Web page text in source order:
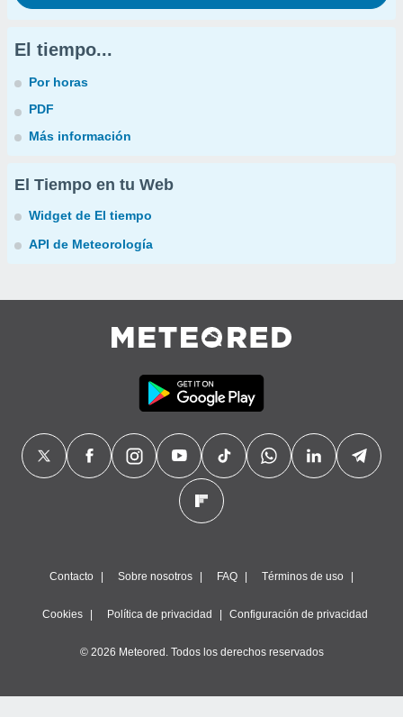
El tiempo...
Por horas
PDF
Más información
El Tiempo en tu Web
Widget de El tiempo
API de Meteorología
Contacto Sobre nosotros FAQ Términos de uso
Cookies Política de privacidad Configuración de privacidad
© 2026 Meteored. Todos los derechos reservados